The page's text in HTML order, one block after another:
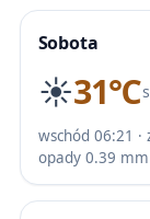
Sobota
☀️31℃
wschód 06:21
opady 0.39 mm